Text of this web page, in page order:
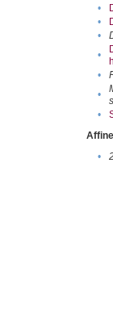
•
•
•
•
•
•
•
•